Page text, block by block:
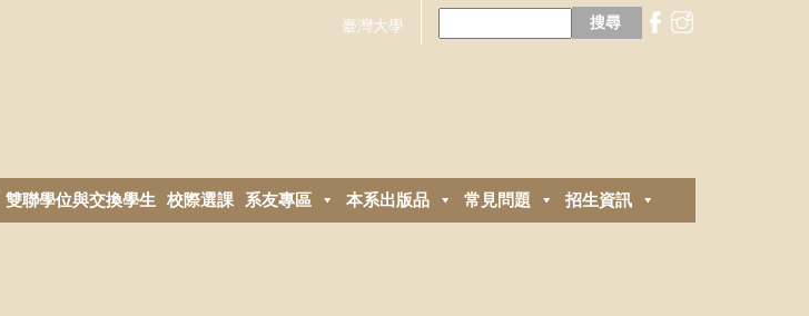
臺灣大學
搜
關
雙聯學位與交換學生 校際選課 系友專區 本系出版品 常見問題 招生資訊